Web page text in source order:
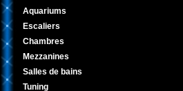
Aquariums
Escaliers
Chambres
Mezzanines
Salles de bains
Tuning